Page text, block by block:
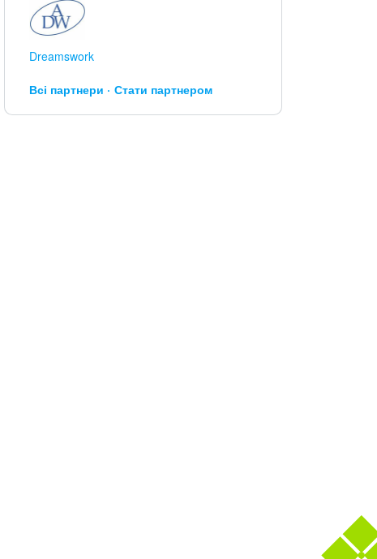
Dreamswork
Всі партнери Стати партнером